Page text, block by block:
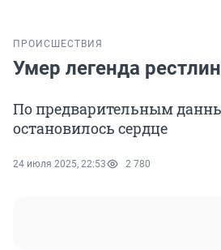
ПРОИСШЕСТВИЯ
Умер легенда
По предварительным
остановилось сердце
24 июля 2025, 22:53 2 780